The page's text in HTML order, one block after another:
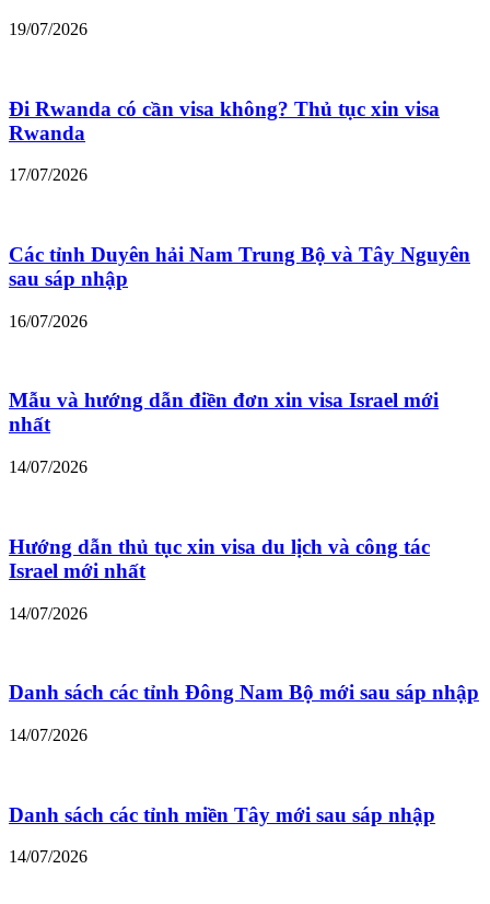
19/07/2026
Đi Rwanda có cần visa không? Thủ tục xin visa
Rwanda
17/07/2026
Các tỉnh Duyên hải Nam Trung Bộ và Tây Nguyên
sau sáp nhập
16/07/2026
Mẫu và hướng dẫn điền đơn xin visa Israel mới
nhất
14/07/2026
Hướng dẫn thủ tục xin visa du lịch và công tác
Israel mới nhất
14/07/2026
Danh sách các tỉnh Đông Nam Bộ mới sau sáp nhập
14/07/2026
Danh sách các tỉnh miền Tây mới sau sáp nhập
14/07/2026